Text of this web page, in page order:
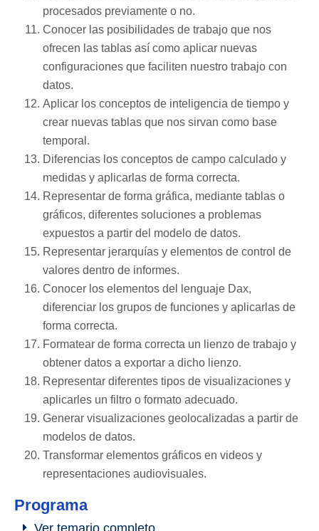
procesados previamente o no.
Conocer las posibilidades de trabajo que nos
ofrecen las tablas así­ como aplicar nuevas
configuraciones que faciliten nuestro trabajo con
datos.
Aplicar los conceptos de inteligencia de tiempo y
crear nuevas tablas que nos sirvan como base
temporal.
Diferencias los conceptos de campo calculado y
medidas y aplicarlas de forma correcta.
Representar de forma gráfica, mediante tablas o
gráficos, diferentes soluciones a problemas
expuestos a partir del modelo de datos.
Representar jerarquí­as y elementos de control de
valores dentro de informes.
Conocer los elementos del lenguaje Dax,
diferenciar los grupos de funciones y aplicarlas de
forma correcta.
Formatear de forma correcta un lienzo de trabajo y
obtener datos a exportar a dicho lienzo.
Representar diferentes tipos de visualizaciones y
aplicarles un filtro o formato adecuado.
Generar visualizaciones geolocalizadas a partir de
modelos de datos.
Transformar elementos gráficos en videos y
representaciones audiovisuales.
Programa